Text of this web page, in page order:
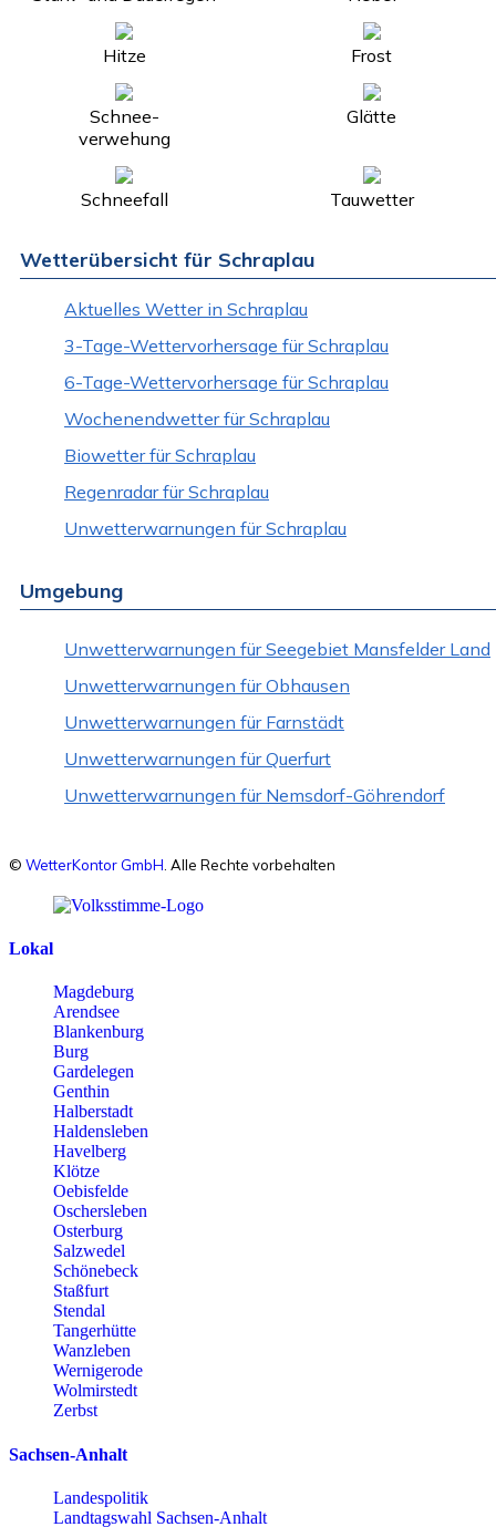
Hitze Frost
Schnee-
verwehung
Glätte
Schneefall Tauwetter
Wetterübersicht für Schraplau
Aktuelles Wetter in Schraplau
3-Tage-Wettervorhersage für Schraplau
6-Tage-Wettervorhersage für Schraplau
Wochenendwetter für Schraplau
Biowetter für Schraplau
Regenradar für Schraplau
Unwetterwarnungen für Schraplau
Umgebung
Unwetterwarnungen für Seegebiet Mansfelder Land
Unwetterwarnungen für Obhausen
Unwetterwarnungen für Farnstädt
Unwetterwarnungen für Querfurt
Unwetterwarnungen für Nemsdorf-Göhrendorf
© WetterKontor GmbH . Alle Rechte vorbehalten
Lokal
Magdeburg
Arendsee
Blankenburg
Burg
Gardelegen
Genthin
Halberstadt
Haldensleben
Havelberg
Klötze
Oebisfelde
Oschersleben
Osterburg
Salzwedel
Schönebeck
Staßfurt
Stendal
Tangerhütte
Wanzleben
Wernigerode
Wolmirstedt
Zerbst
Sachsen-Anhalt
Landespolitik
Landtagswahl Sachsen-Anhalt